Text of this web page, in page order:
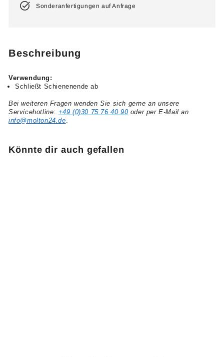
Sonderanfertigungen auf Anfrage
Beschreibung
Verwendung:
Schließt Schienenende ab
Bei weiteren Fragen wenden Sie sich gerne an unsere
Servicehotline: +49 (0)30 75 76 40 90oder per E-Mail an
info@molton24.de.
Könnte dir auch gefallen